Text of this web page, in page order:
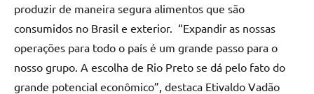
produzir de maneira segura alimentos que são
consumidos no Brasil e exterior. “Expandir as nossas
operações para todo o país é um grande passo para o
nosso grupo. A escolha de Rio Preto se dá pelo fato do
grande potencial econômico”, destaca Etivaldo Vadão